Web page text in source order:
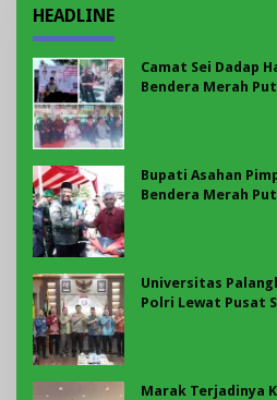
HEADLINE
Camat Sei Dadap
Bendera Merah
Bupati Asahan
Bendera Merah
Universitas
Polri Lewat Pusat
Marak Terjadinya